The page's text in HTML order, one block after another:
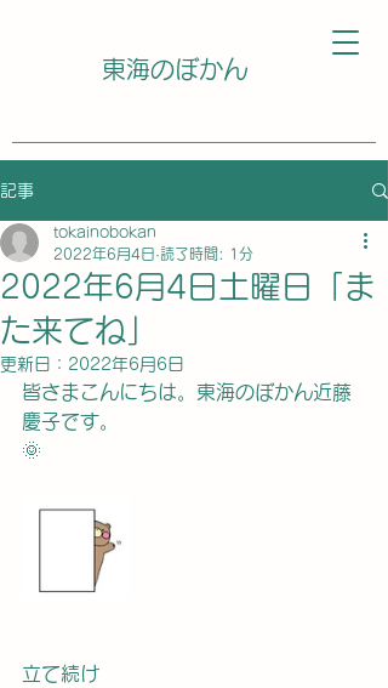
東海のぼかん
記事
2022年6月4日土曜日「ま
た来てね」
tokainobokan
2022年6月4日 読了時間: 1分
更新日： 2022年6月6日
皆さまこんにちは。東海のぼかん近藤
慶子です。
🌞
立て続け